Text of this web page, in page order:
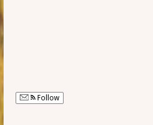
Follow